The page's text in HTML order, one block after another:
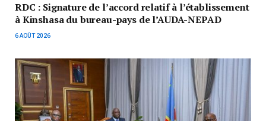
RDC : Signature de l’accord relatif à l’établissement
à Kinshasa du bureau-pays de l’AUDA-NEPAD
6 AOÛT 2026